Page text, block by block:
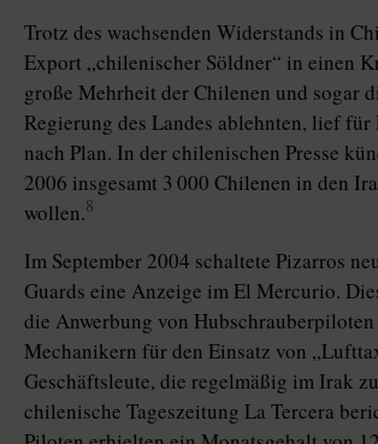
Trotz des wachsenden Widerstands in
Export „chilenischer Söldner“ in einen
große Mehrheit der Chilenen und sogar
Regierung des Landes ablehnten, lief für
nach Plan. In der chilenischen Presse
2006 insgesamt 3 000 Chilenen in den
wollen.8
Im September 2004 schaltete Pizarros
Guards eine Anzeige im El Mercurio.
die Anwerbung von
Mechanikern für den Einsatz von
Geschäftsleute, die regelmäßig im Irak
chilenische Tageszeitung La Tercera